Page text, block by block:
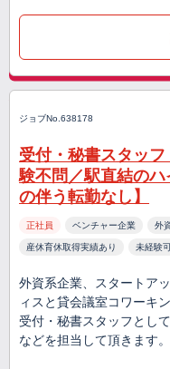
ジョブNo.638178
受付・秘書スタッ
験不問／駅直結の
の伴う転勤なし】
正社員 ベンチャー企業 外
産休育休取得実績あり 未経験
外資系企業、スタートア
ィスと貸会議室コワーキ
受付・秘書スタッフとし
などを担当して頂きます